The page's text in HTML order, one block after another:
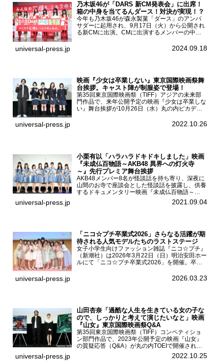
乃木坂46が「DARS 新CM発表会」に出席！
箱の中身を当てるんダース！対決が実現！？
今年も乃木坂46が森永製菓「ダース」のアンバ
サダーに起用され、9月17日（火）から公開され
る新CMに出演。CMに出演するメンバーの中か
一ノ瀬美空、菅原咲月が都内にて開催された
universal-press.jp 2024.09.18
映画『少女は卒業しない』東京国際映画祭舞
台挨拶。キャスト陣が制服姿で登場！
第35回東京国際映画祭（TIFF）アジアの未来部
門作品で、来年公開予定の映画『少女は卒業しな
い』舞台挨拶が10月26日（水）丸の内ピカデリ
宮山莉渚、中井友望、監督の中川駿が登壇。映画
universal-press.jp 2022.10.26
小栗有以「ハラハラドキドキしました」映画
『未成仏百物語～AKB48 異界への灯火寺
～』先行プレミア舞台挨拶
AKB48メンバー8名が怪談話を持ち寄り、深夜に
山間のお寺で座談会とした怪談話を披露し、供養
するドキュメンタリー映画『未成仏百物語～
AKB48異界への灯火寺～』の先行プレミア舞台
挨拶が東京・ユナイテッド・シネマ豊洲で開催さ
universal-press.jp 2021.09.04
「ニコ☆プチ卒業式2026」さらなる活躍が期
待される人気モデルたちのラストステージ
女子小学生向けファッション雑誌『ニコ☆プチ』
（新潮社）は2026年3月22日（日）明治安田ホー
ルにて「ニコ☆プチ卒業式2026」を開催。卒業
ん、末永ひなた、高梨琴乃、土井ありさ、藤田蒼
universal-press.jp 2026.03.23
山田杏奈「過酷な人生を生きている女の子な
ので、しっかりと考えて演じたいなと」映画
『山女』東京国際映画祭Q&A
第35回東京国際映画祭（TIFF）コンペティショ
ン部門作品で、2023年公開予定の映画『山女』
の質疑応答（Q&A）が丸の内TOEIで開催され、
主演を務めた女優の山田杏奈、監督の福永壮志が
登壇。本作について語った。映画『山女』第35
universal-press.jp 2022.10.25